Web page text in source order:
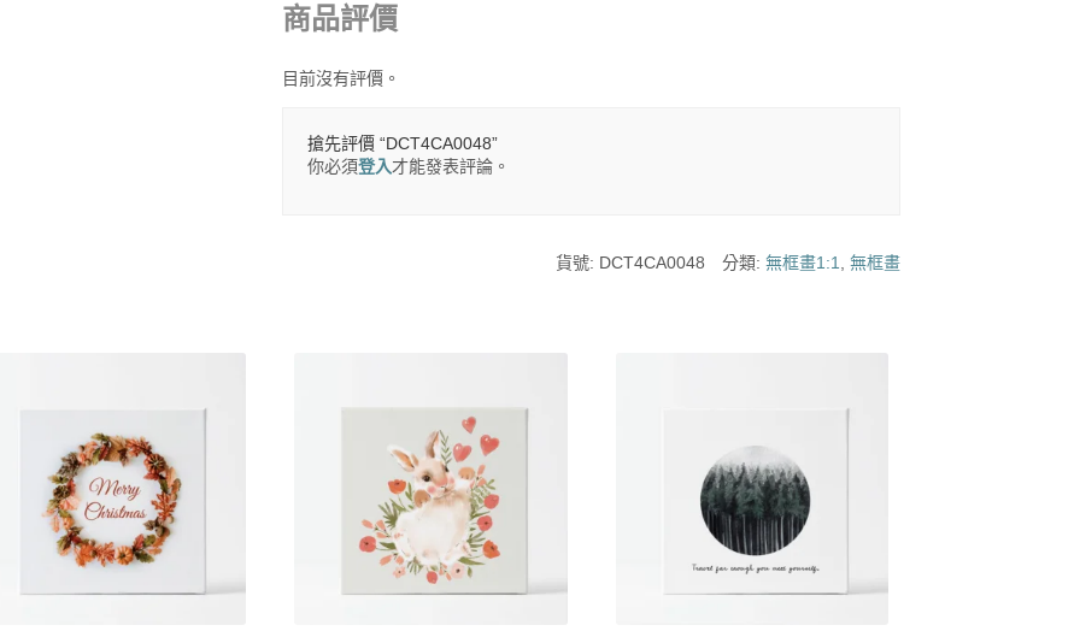
商品評價
目前沒有評價。
搶先評價 “DCT4CA0048”
你必須登入才能發表評論。
貨號: DCT4CA0048 分類:無框畫1:1 ,無框畫